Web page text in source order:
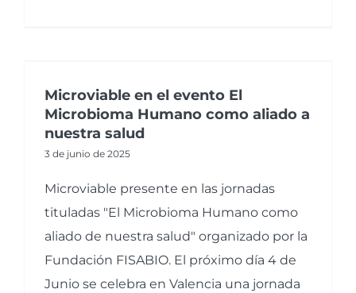
Microviable en el evento El
Microbioma Humano como aliado a
nuestra salud
3 de junio de 2025
Microviable presente en las jornadas
tituladas "El Microbioma Humano como
aliado de nuestra salud" organizado por la
Fundación FISABIO. El próximo día 4 de
Junio se celebra en Valencia una jornada